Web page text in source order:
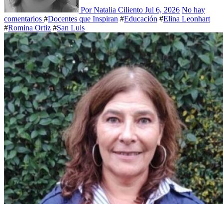
Por Natalia Ciliento Jul 6, 2026 No hay
comentarios #Docentes que Inspiran #Educación #Elina Leonhart
#Romina Ortiz #San Luis